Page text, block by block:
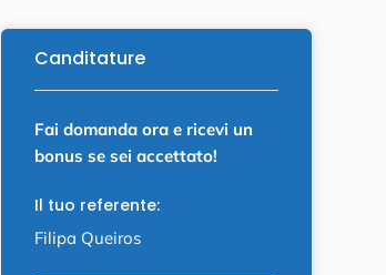
Canditature
Fai domanda ora e ricevi un
bonus se sei accettato!
Il tuo referente:
Filipa Queiros